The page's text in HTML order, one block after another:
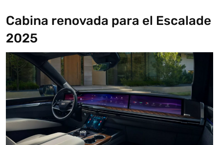
Cabina renovada para el Escalade
2025